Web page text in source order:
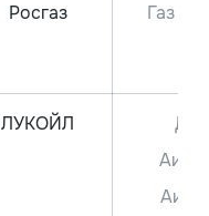
Росгаз Газ
ЛУКОЙЛ
ДТ
Аи-
Аи-